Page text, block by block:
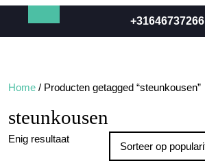
Open
+31646737266
Home / Producten getagged “steunkousen”
steunkousen
Enig resultaat